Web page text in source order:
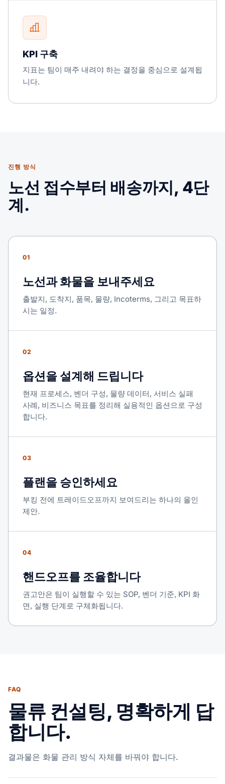
KPI 구축
지표는 팀이 매주 내려야 하는 결정을 중심으로 설계됩
니다.
진행 방식
노선 접수부터 배송까지, 4단
계.
01
노선과 화물을 보내주세요
출발지, 도착지, 품목, 물량, Incoterms, 그리고 목표하
시는 일정.
02
옵션을 설계해 드립니다
현재 프로세스, 벤더 구성, 물량 데이터, 서비스 실패
사례, 비즈니스 목표를 정리해 실용적인 옵션으로 구성
합니다.
03
플랜을 승인하세요
부킹 전에 트레이드오프까지 보여드리는 하나의 올인
제안.
04
핸드오프를 조율합니다
권고안은 팀이 실행할 수 있는 SOP, 벤더 기준, KPI 화
면, 실행 단계로 구체화됩니다.
FAQ
물류 컨설팅, 명확하게 답
합니다.
결과물은 화물 관리 방식 자체를 바꿔야 합니다.